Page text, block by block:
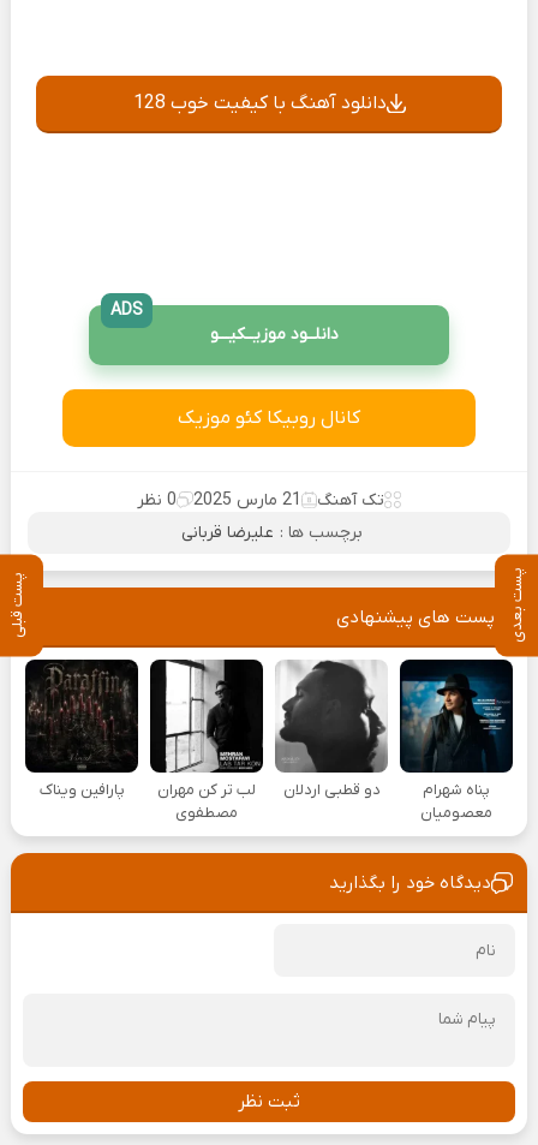
پست بعدی پست قبلی
دانلود آهنگ با کیفیت خوب 128
دانلــود موزیــکیـــو
ADS
کانال روبیکا کئو موزیک
تک آهنگ 21 مارس 2025
0 نظر
برچسب ها : علیرضا قربانی
پست های پیشنهادی
پناه شهرام
معصومیان
دو قطبی اردلان
لب تر کن مهران
مصطفوی
پارافین ویناک
دیدگاه خود را بگذارید
ثبت نظر